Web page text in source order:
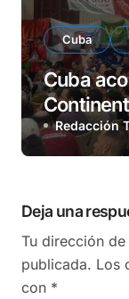
Cuba
Cuba
Redacción
Deja una
Tu dirección
publicada. Los
con *